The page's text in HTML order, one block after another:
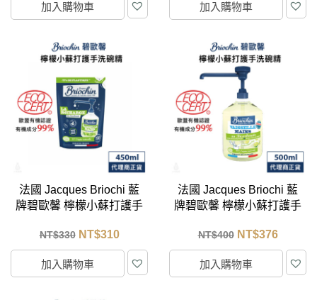
加入購物車 加入購物車
法國 Jacques Briochi 藍
牌碧歐馨 檸檬小蘇打護手
NT$330 NT$310
加入購物車
法國 Jacques Briochi 藍
牌碧歐馨 檸檬小蘇打護手
NT$400 NT$376
加入購物車